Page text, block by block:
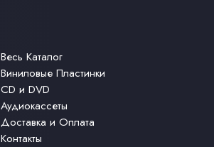
Весь Каталог
Виниловые Пластинки
CD и DVD
Аудиокассеты
Доставка и Оплата
Контакты